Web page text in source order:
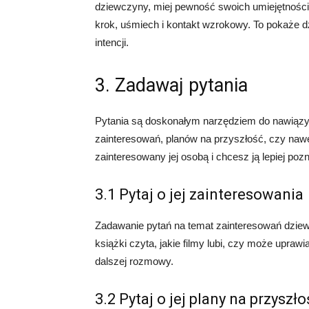
dziewczyny, miej pewność swoich
krok, uśmiech i kontakt wzrokowy. To pokaże
intencji.
3. Zadawaj pytania
Pytania są doskonałym narzędziem do
zainteresowań, planów na przyszłość, czy
zainteresowany jej osobą i chcesz ją lepiej
3.1 Pytaj o jej zainteresowania
Zadawanie pytań na temat zainteresowań
książki czyta, jakie filmy lubi, czy może
dalszej rozmowy.
3.2 Pytaj o jej plany na